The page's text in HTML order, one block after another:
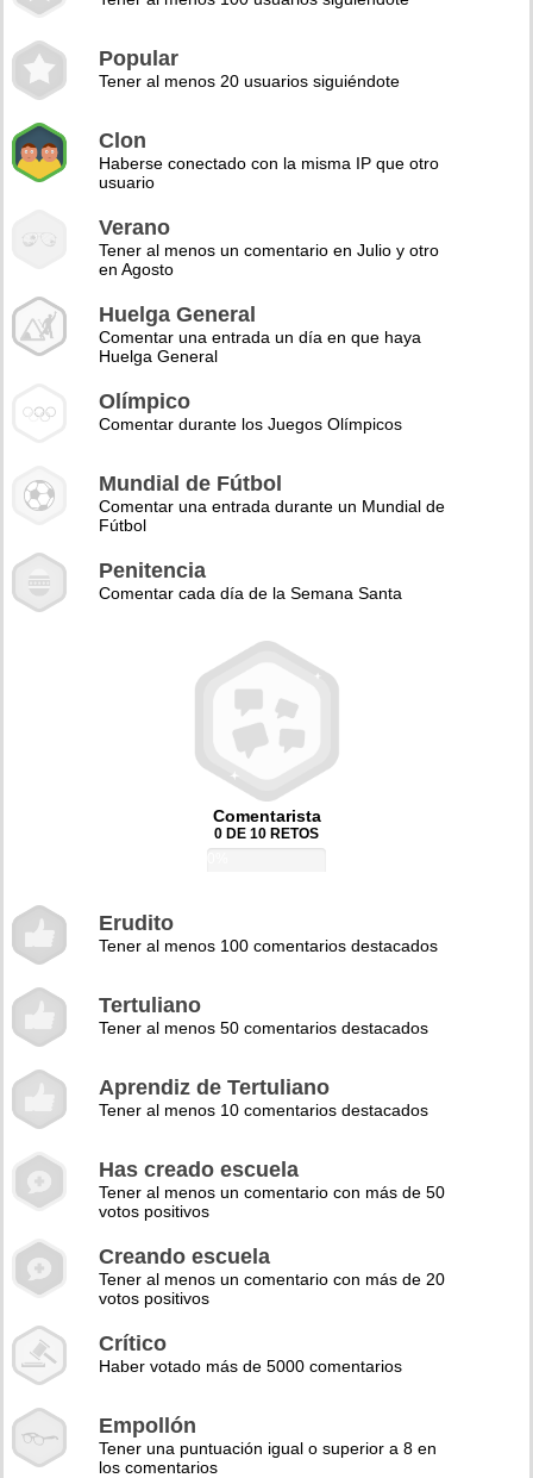
Popular
Tener al menos 20 usuarios siguiéndote
Clon
Haberse conectado con la misma IP que otro
usuario
Verano
Tener al menos un comentario en Julio y otro
en Agosto
Huelga General
Comentar una entrada un día en que haya
Huelga General
Olímpico
Comentar durante los Juegos Olímpicos
Mundial de Fútbol
Comentar una entrada durante un Mundial de
Fútbol
Penitencia
Comentar cada día de la Semana Santa
Comentarista
0 DE 10 RETOS
Erudito
Tener al menos 100 comentarios destacados
Tertuliano
Tener al menos 50 comentarios destacados
Aprendiz de Tertuliano
Tener al menos 10 comentarios destacados
Has creado escuela
Tener al menos un comentario con más de 50
votos positivos
Creando escuela
Tener al menos un comentario con más de 20
votos positivos
Crítico
Haber votado más de 5000 comentarios
Empollón
Tener una puntuación igual o superior a 8 en
los comentarios